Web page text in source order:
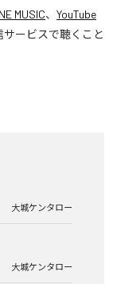
MUSIC、 YouTube
ービスで聴くこと
大城ケンタロー
大城ケンタロー